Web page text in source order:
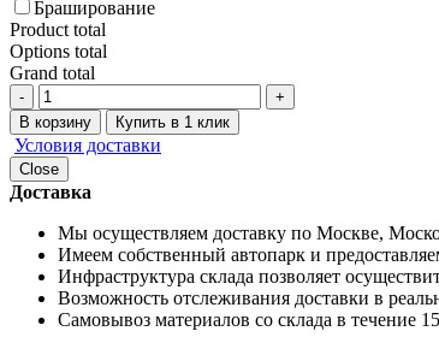
Браширование
Product total
Options total
Grand total
-
+
В корзину
Купить в 1 клик
Условия доставки
Close
Доставка
Мы осуществляем доставку по Москве,
Имеем собственный автопарк и
Инфраструктура склада позволяет
Возможность отслеживания доставки в
Самовывоз материалов со склада в течение